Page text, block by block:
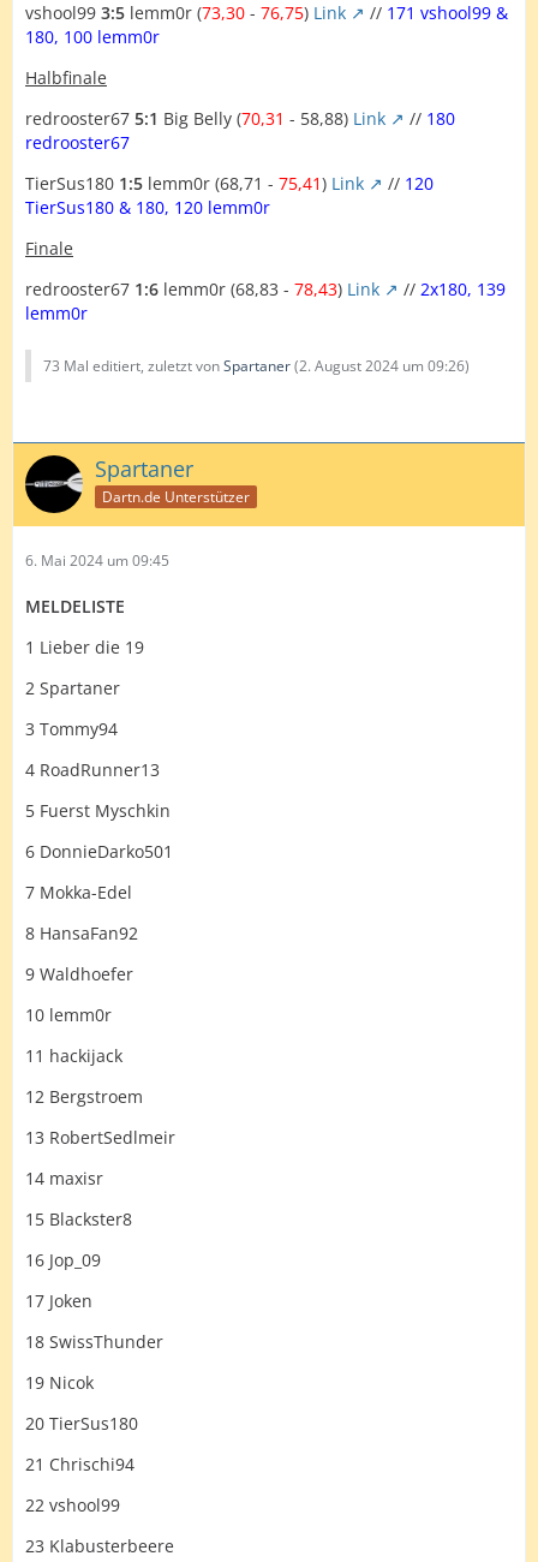
vshool99 3:5 lemm0r (73,30 - 76,75) Link // 171 vshool99 &
180, 100 lemm0r
Halbfinale
redrooster67 5:1 Big Belly (70,31 - 58,88) Link // 180
redrooster67
TierSus180 1:5 lemm0r (68,71 - 75,41) Link // 120
TierSus180 & 180, 120 lemm0r
Finale
redrooster67 1:6 lemm0r (68,83 - 78,43) Link // 2x180, 139
lemm0r
73 Mal editiert, zuletzt vonSpartaner(2. August 2024 um 09:26)
Spartaner
Dartn.de Unterstützer
6. Mai 2024 um 09:45
MELDELISTE
1 Lieber die 19
2 Spartaner
3 Tommy94
4 RoadRunner13
5 Fuerst Myschkin
6 DonnieDarko501
7 Mokka-Edel
8 HansaFan92
9 Waldhoefer
10 lemm0r
11 hackijack
12 Bergstroem
13 RobertSedlmeir
14 maxisr
15 Blackster8
16 Jop_09
17 Joken
18 SwissThunder
19 Nicok
20 TierSus180
21 Chrischi94
22 vshool99
23 Klabusterbeere